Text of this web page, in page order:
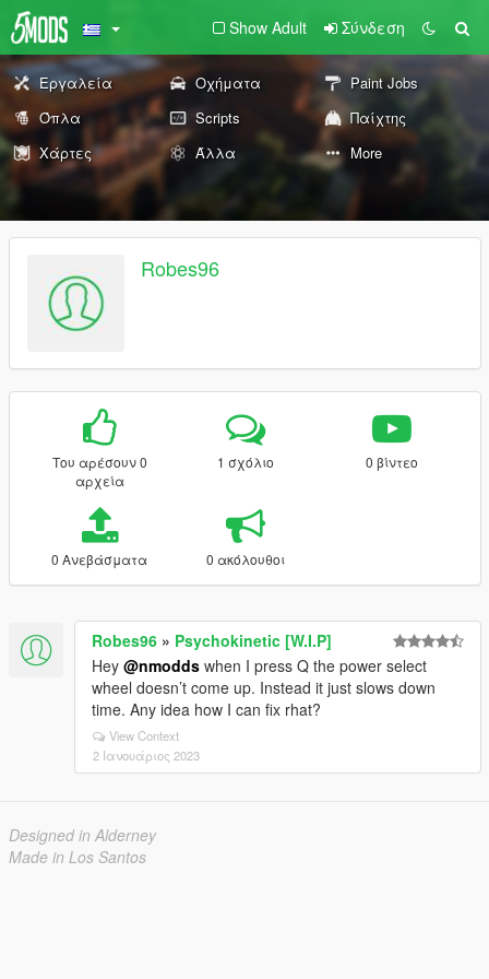
Show Adult Σύνδεση
Εργαλεία Οχήματα
Paint Jobs
Όπλα
Scripts
Παίχτης
Χάρτες
Άλλα More
Robes96
Του αρέσουν 0
αρχεία
1 σχόλιο 0 βίντεο
0 Ανεβάσματα 0 ακόλουθοι
Robes96 » Psychokinetic [W.I.P]
Hey @nmodds when I press Q the power select
wheel doesn’t come up. Instead it just slows down
time. Any idea how I can fix rhat?
View Context
2 Ιανουάριος 2023
Designed in Alderney
Made in Los Santos